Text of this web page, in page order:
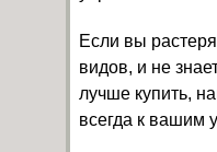
Если вы
видов, и не
лучше купить,
всегда к вашим